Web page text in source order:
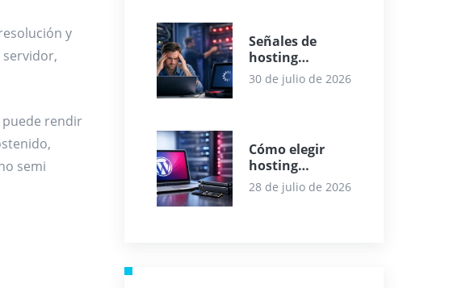
y
rendir
semi
Señales de
hosting
saturado que
frenan tu web
30 de julio de 2026
Cómo elegir
hosting
WordPress SSD
para empresa
28 de julio de 2026